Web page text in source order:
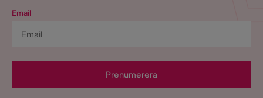
Email
Prenumerera